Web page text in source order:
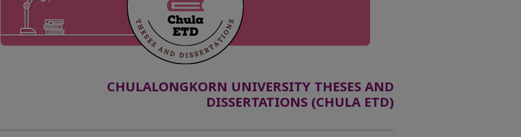
CHULALONGKORN UNIVERSITY THESES AND
DISSERTATIONS (CHULA ETD)